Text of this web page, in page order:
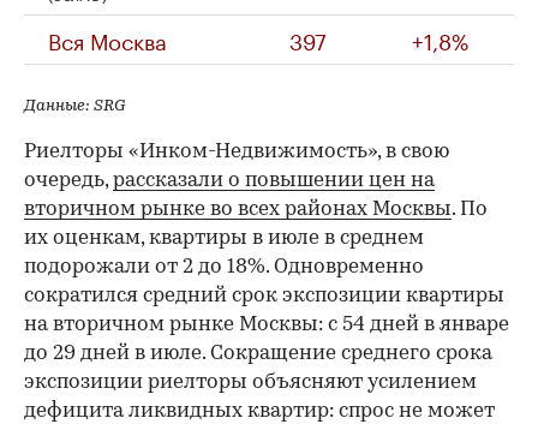
Вся Москва 397 +1,8%
Данные: SRG
Риелторы «Инком-Недвижимость», в свою
очередь,рассказали о повышении цен на
вторичном рынке во всех районах Москвы. По
их оценкам, квартиры в июле в среднем
подорожали от 2 до 18%. Одновременно
сократился средний срок экспозиции квартиры
на вторичном рынке Москвы: с 54 дней в январе
до 29 дней в июле. Сокращение среднего срока
экспозиции риелторы объясняют усилением
дефицита ликвидных квартир: спрос не может